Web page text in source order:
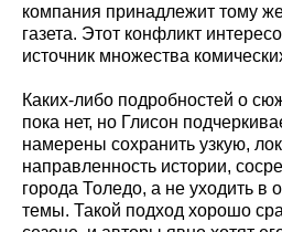
компания принадлежит тому
газета. Этот конфликт
источник множества
Каких-либо подробностей о
пока нет, но Глисон
намерены сохранить узкую,
направленность истории,
города Толедо, а не уходить
темы. Такой подход хорошо